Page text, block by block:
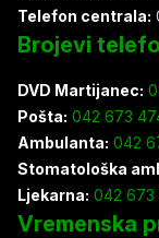
Telefon centrala:
Brojevi
DVD Martijanec:
Pošta: 042 673
Ambulanta: 042
Stomatološka
Ljekarna: 042 673
Vremenska